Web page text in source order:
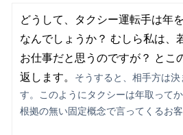
どうして、タクシー運転手は年
なんでしょうか？ むしら私は、
お仕事だと思うのですが？ とこ
返します。
そうすると、相手方は
す。このようにタクシーは年取って
根拠の無い固定概念で言ってくるお